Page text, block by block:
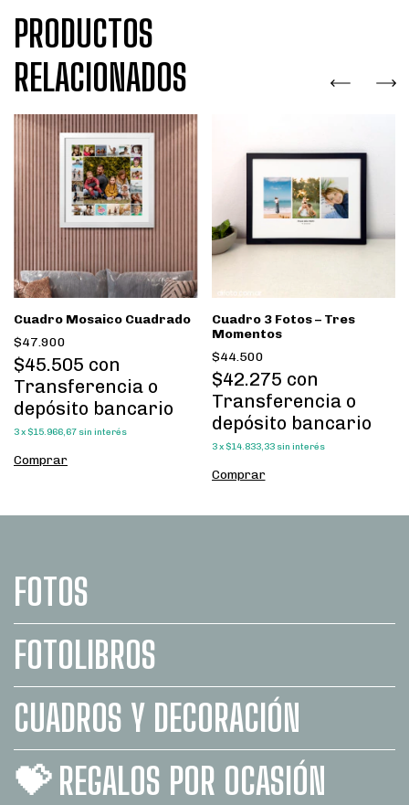
PRODUCTOS
RELACIONADOS
Cuadro Mosaico Cuadrado
$47.900
$45.505 con
Transferencia o
depósito bancario
3x $15.966,67 sin interés
Comprar
Cuadro 3 Fotos – Tres
Momentos
$44.500
$42.275 con
Transferencia o
depósito bancario
3 x $14.833,33 sin interés
Comprar
FOTOS
FOTOLIBROS
CUADROS Y DECORACIÓN
💝 REGALOS POR OCASIÓN